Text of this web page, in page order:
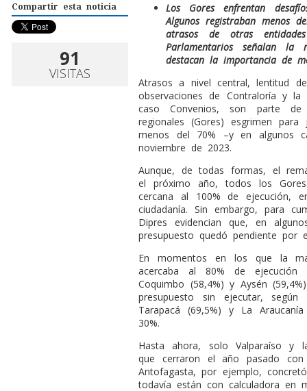
Compartir esta noticia
91
VISITAS
Los Gores enfrentan
Algunos registraban menos
atrasos de otras
Parlamentarios señalan la
destacan la importancia de
Atrasos a nivel central, lentitud
observaciones de Contraloría y
caso Convenios, son parte
regionales (Gores) esgrimen
menos del 70% –y en algunos
noviembre de 2023.
Aunque, de todas formas, el
el próximo año, todos los
cercana al 100% de ejecución,
ciudadanía. Sin embargo, para
Dipres evidencian que, en
presupuesto quedó pendiente por
En momentos en los que la
acercaba al 80% de
Coquimbo (58,4%) y Aysén
presupuesto sin ejecutar, según
Tarapacá (69,5%) y La
30%.
Hasta ahora, solo Valparaíso y
que cerraron el año pasado con
Antofagasta, por ejemplo,
todavía están con calculadora en